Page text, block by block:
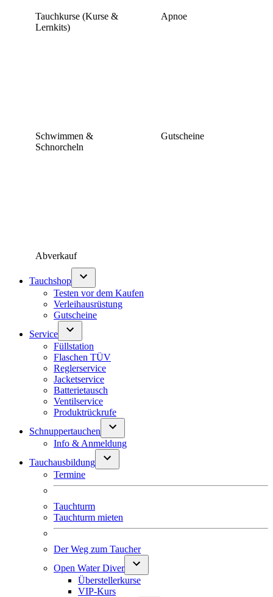
Tauchkurse (Kurse &
Lernkits)
Apnoe
Schwimmen &
Schnorcheln
Gutscheine
Abverkauf
Tauchshop
Testen vor dem Kaufen
Verleihausrüstung
Gutscheine
Service
Füllstation
Flaschen TÜV
Reglerservice
Jacketservice
Batterietausch
Ventilservice
Produktrückrufe
Schnuppertauchen
Info & Anmeldung
Tauchausbildung
Termine
Tauchturm
Tauchturm mieten
Der Weg zum Taucher
Open Water Diver
Überstellerkurse
VIP-Kurs